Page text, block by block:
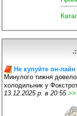
Не купуйте он-лайн
Минулого тижня
холодильник у
13.12.2025 р. в 20:55